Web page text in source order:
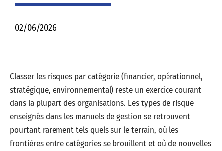
02/06/2026
Classer les risques par catégorie (financier, opérationnel,
stratégique, environnemental) reste un exercice courant
dans la plupart des organisations. Les types de risque
enseignés dans les manuels de gestion se retrouvent
pourtant rarement tels quels sur le terrain, où les
frontières entre catégories se brouillent et où de nouvelles